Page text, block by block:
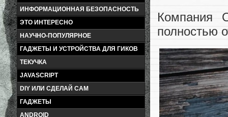
ИНФОРМАЦИОННАЯ БЕЗОПАСНОСТЬ
ЭТО ИНТЕРЕСНО
НАУЧНО-ПОПУЛЯРНОЕ
ГАДЖЕТЫ И УСТРОЙСТВА ДЛЯ ГИКОВ
ТЕКУЧКА
JAVASCRIPT
DIY ИЛИ СДЕЛАЙ САМ
ГАДЖЕТЫ
ANDROID
Компания
полностью